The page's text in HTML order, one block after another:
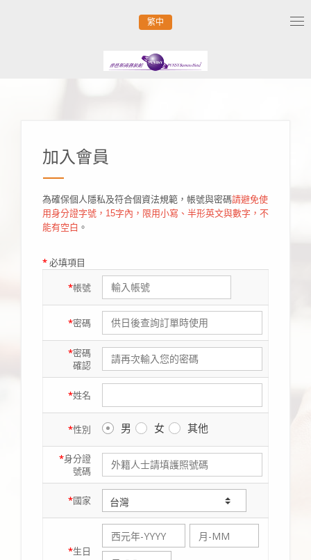
繁中
加入會員
為確保個人隱私及符合個資法規範，帳號與密碼請避免使
用身分證字號，15字內，限用小寫、半形英文與數字，不
能有空白 。
*必填項目
*帳號
*密碼
*密碼
確認
*姓名
*性別 男 女 其他
*身分證
號碼
*國家
*生日